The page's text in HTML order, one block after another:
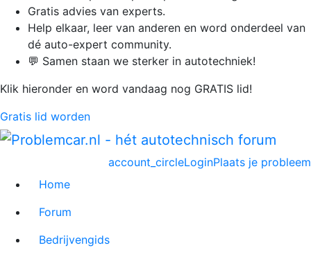
Gratis advies van experts.
Help elkaar, leer van anderen en word onderdeel van
dé auto-expert community.
💬 Samen staan we sterker in autotechniek!
Klik hieronder en word vandaag nog GRATIS lid!
Gratis lid worden
Plaats je probleem
account_circleLogin
Home
Forum
Bedrijvengids